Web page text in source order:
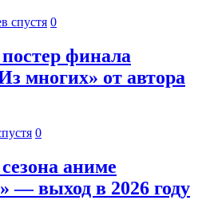
спустя 0
финала
многих» от автора
0
аниме
— выход в 2026 году